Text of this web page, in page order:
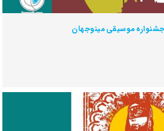
موسیقی مینوجهان